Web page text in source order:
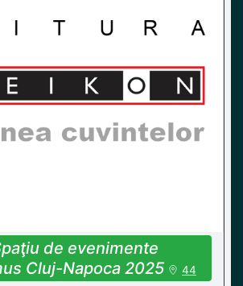
de evenimente
Cluj-Napoca 2025
44